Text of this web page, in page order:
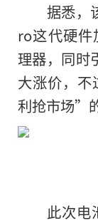
据悉，
ro这代硬件
理器，同时
大涨价，
利抢市场”
此次电